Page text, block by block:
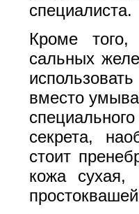
специалиста.
Кроме
сальных
вместо
секрета,
стоит
кожа сухая,